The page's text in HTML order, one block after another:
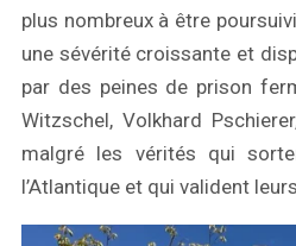
plus nombreux à être
une sévérité croissante et
par des peines de prison
Witzschel, Volkhard
malgré les vérités qui
l’Atlantique et qui valident